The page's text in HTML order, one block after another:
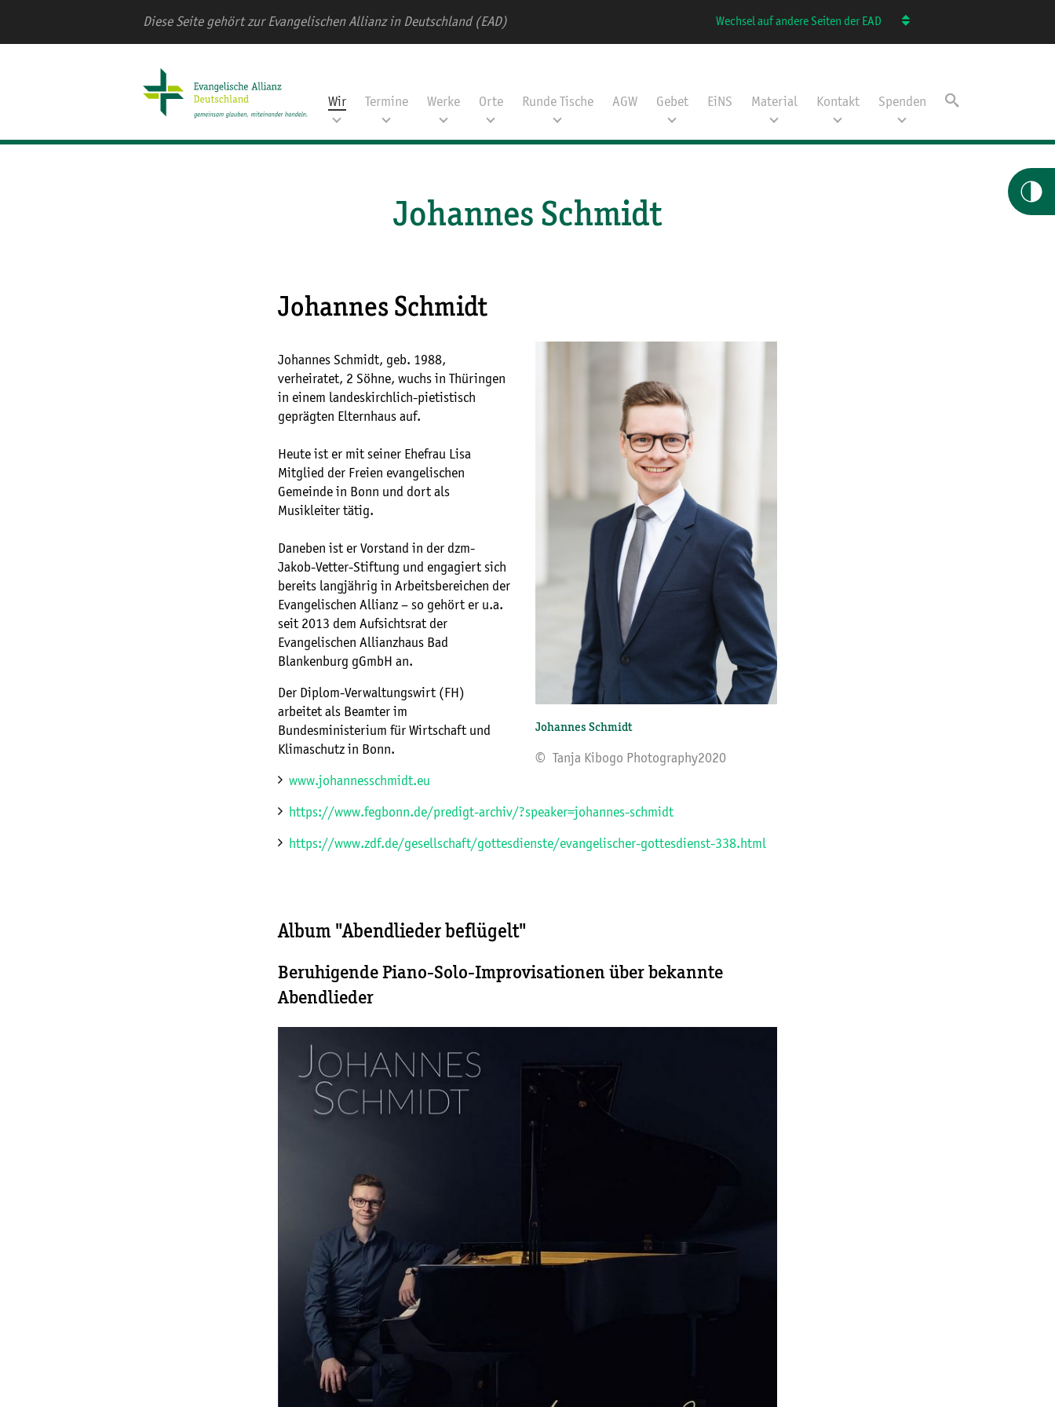
Diese Seite gehört zur Evangelischen Allianz in Deutschland (EAD) Wechsel auf andere Seiten der EAD
Wir Termine Werke Orte Runde Tische AGW Gebet EiNS Material Kontakt Spenden
Johannes Schmidt
Johannes Schmidt
Johannes Schmidt
© Tanja Kibogo Photography2020
Johannes Schmidt, geb. 1988,
verheiratet, 2 Söhne, wuchs in Thüringen
in einem landeskirchlich-pietistisch
geprägten Elternhaus auf.
Heute ist er mit seiner Ehefrau Lisa
Mitglied der Freien evangelischen
Gemeinde in Bonn und dort als
Musikleiter tätig.
Daneben ist er Vorstand in der dzm-
Jakob-Vetter-Stiftung und engagiert sich
bereits langjährig in Arbeitsbereichen der
Evangelischen Allianz – so gehört er u.a.
seit 2013 dem Aufsichtsrat der
Evangelischen Allianzhaus Bad
Blankenburg gGmbH an.
Der Diplom-Verwaltungswirt (FH)
arbeitet als Beamter im
Bundesministerium für Wirtschaft und
Klimaschutz in Bonn.
www.johannesschmidt.eu
https://www.fegbonn.de/predigt-archiv/?speaker=johannes-schmidt
https://www.zdf.de/gesellschaft/gottesdienste/evangelischer-gottesdienst-338.html
Album "Abendlieder beflügelt"
Beruhigende Piano-Solo-Improvisationen über bekannte
Abendlieder